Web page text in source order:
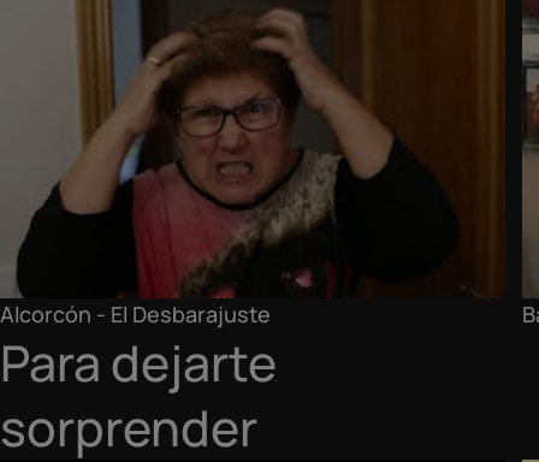
Alcorcón - El Desbarajuste
Para dejarte
sorprender